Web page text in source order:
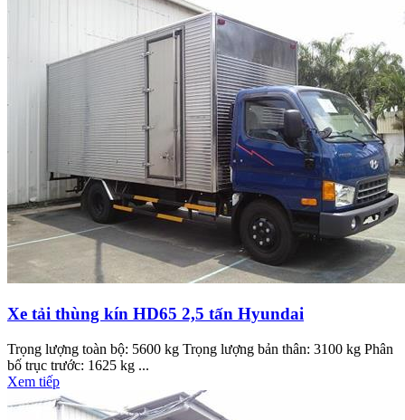
Xe tải thùng kín HD65 2,5 tấn Hyundai
Trọng lượng toàn bộ: 5600 kg Trọng lượng bản thân: 3100 kg Phân
bố trục trước: 1625 kg ...
Xem tiếp